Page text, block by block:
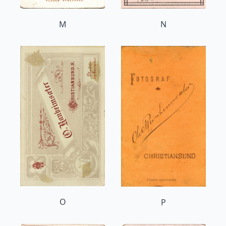
M N
O P